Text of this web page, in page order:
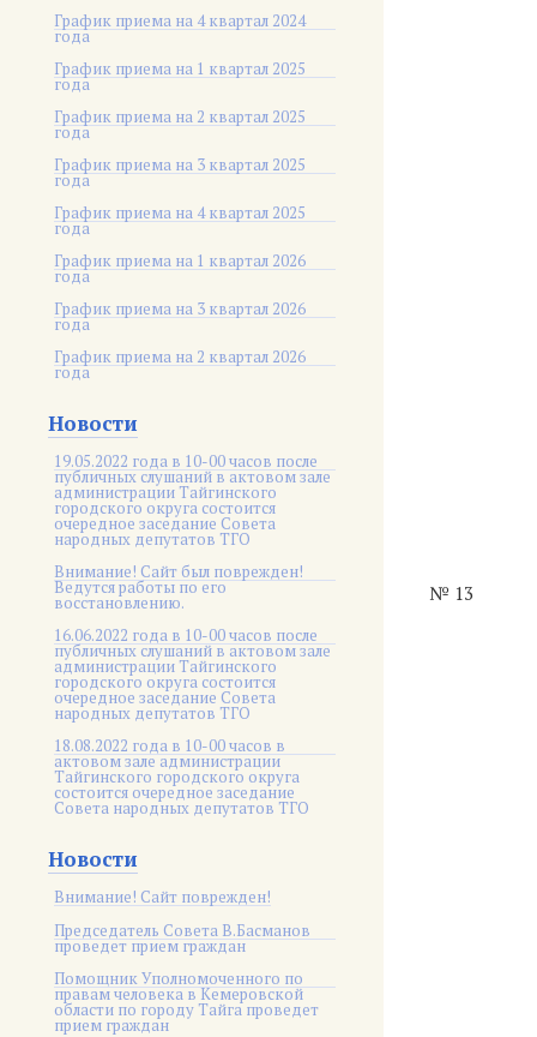
График приема на 4 квартал 2024
года
График приема на 1 квартал 2025
года
График приема на 2 квартал 2025
года
График приема на 3 квартал 2025
года
График приема на 4 квартал 2025
года
График приема на 1 квартал 2026
года
График приема на 3 квартал 2026
года
График приема на 2 квартал 2026
года
Новости
19.05.2022 года в 10-00 часов после
публичных слушаний в актовом зале
администрации Тайгинского
городского округа состоится
очередное заседание Совета
народных депутатов ТГО
Внимание! Сайт был поврежден!
Ведутся работы по его
восстановлению.
16.06.2022 года в 10-00 часов после
публичных слушаний в актовом зале
администрации Тайгинского
городского округа состоится
очередное заседание Совета
народных депутатов ТГО
18.08.2022 года в 10-00 часов в
актовом зале администрации
Тайгинского городского округа
состоится очередное заседание
Совета народных депутатов ТГО
Новости
Внимание! Сайт поврежден!
Председатель Совета В.Басманов
проведет прием граждан
Помощник Уполномоченного по
правам человека в Кемеровской
области по городу Тайга проведет
прием граждан
№ 13